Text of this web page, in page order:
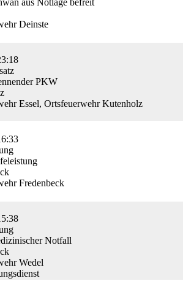
aus Notlage befreit
Deinste
PKW
Essel, Ortsfeuerwehr Kutenholz
Fredenbeck
Notfall
Wedel